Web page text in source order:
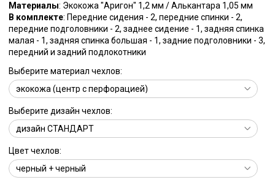
Материалы: Экокожа "Аригон" 1,2 мм / Алькантара 1,05 мм
В комплекте: Передние сидения - 2, передние спинки - 2,
передние подголовники - 2, заднее сидение - 1, задняя спинка
малая - 1, задняя спинка большая - 1, задние подголовники - 3,
передний и задний подлокотники
Выберите материал чехлов:
Выберите дизайн чехлов:
Цвет чехлов: